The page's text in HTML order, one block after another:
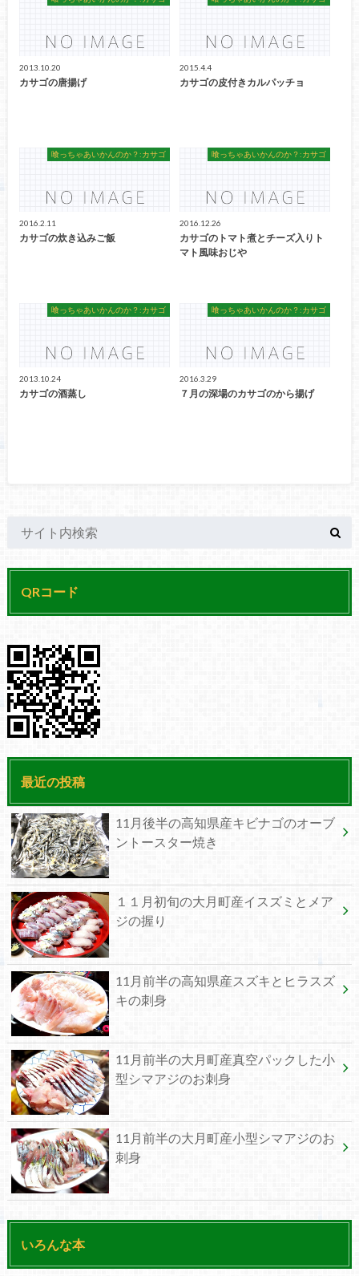
2013.10.20
カサゴの唐揚げ
2015.4.4
カサゴの皮付きカルパッチョ
喰っちゃあいかんのか？:カサゴ
2016.2.11
カサゴの炊き込みご飯
喰っちゃあいかんのか？:カサゴ
2016.12.26
カサゴのトマト煮とチーズ入りト
マト風味おじや
喰っちゃあいかんのか？:カサゴ
2013.10.24
カサゴの酒蒸し
喰っちゃあいかんのか？:カサゴ
2016.3.29
７月の深場のカサゴのから揚げ
QRコード
最近の投稿
11月後半の高知県産キビナゴのオーブ
ントースター焼き
１１月初旬の大月町産イスズミとメア
ジの握り
11月前半の高知県産スズキとヒラスズ
キの刺身
11月前半の大月町産真空パックした小
型シマアジのお刺身
11月前半の大月町産小型シマアジのお
刺身
いろんな本